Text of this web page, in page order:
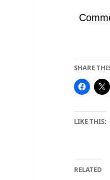
SHARE
LIKE THIS:
RELATED